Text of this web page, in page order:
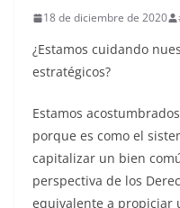
18 de diciembre de 2020
¿Estamos cuidando
estratégicos?
Estamos
porque es como el
capitalizar un bien
perspectiva de los
equivalente a propiciar